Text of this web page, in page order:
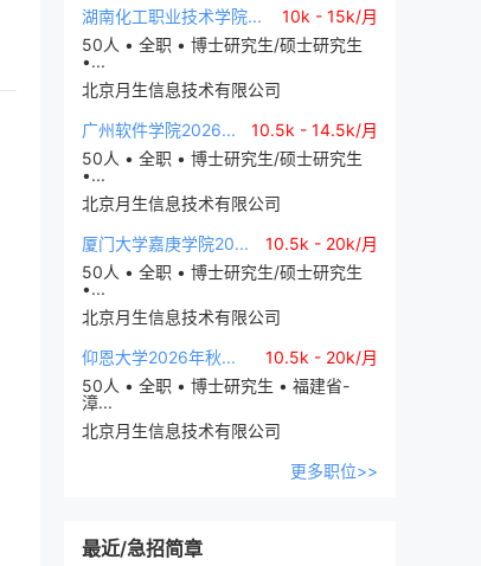
湖南化工职业技术学院...
10k - 15k/月
50人 • 全职 • 博士研究生/硕士研究生
•...
北京月生信息技术有限公司
广州软件学院2026...
10.5k - 14.5k/月
50人 • 全职 • 博士研究生/硕士研究生
•...
北京月生信息技术有限公司
厦门大学嘉庚学院20...
10.5k - 20k/月
50人 • 全职 • 博士研究生/硕士研究生
•...
北京月生信息技术有限公司
仰恩大学2026年秋...
10.5k - 20k/月
50人 • 全职 • 博士研究生 • 福建省-
漳...
北京月生信息技术有限公司
更多职位>>
最近/急招简章